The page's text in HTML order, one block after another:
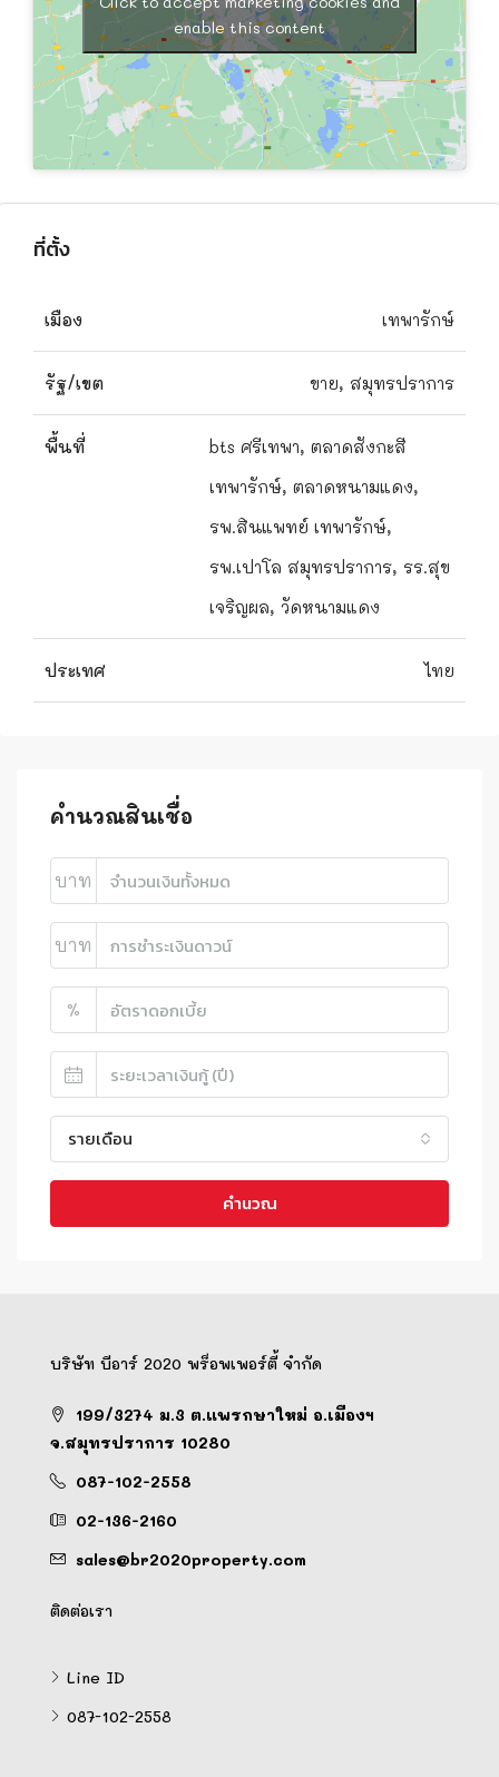
enable this content
ที่ตั้ง
เมือง เทพารักษ์
รัฐ/เขต ขาย, สมุทรปราการ
พื้นที่
bts ศรีเทพา, ตลาดสังกะสี
เทพารักษ์, ตลาดหนามแดง,
รพ.สินแพทย์ เทพารักษ์,
รพ.เปาโล สมุทรปราการ, รร.สุข
เจริญผล, วัดหนามแดง
ประเทศ ไทย
คำนวณสินเชื่อ
บาท
บาท
%
รายเดือน
คำนวณ
บริษัท บีอาร์ 2020 พร็อพเพอร์ตี้ จำกัด
199/3274 ม.3 ต.แพรกษาใหม่ อ.เมืองฯ
จ.สมุทรปราการ 10280
087-102-2558
02-136-2160
sales@br2020property.com
ติดต่อเรา
Line ID
087-102-2558